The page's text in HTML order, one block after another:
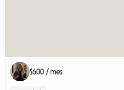
$600 / mes